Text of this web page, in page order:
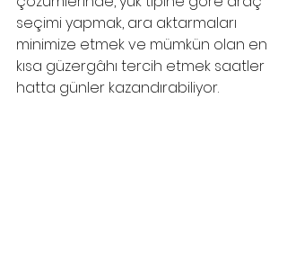
seçimi yapmak, ara aktarmaları
minimize etmek ve mümkün olan en
kısa güzergâhı tercih etmek saatler
hatta günler kazandırabiliyor.